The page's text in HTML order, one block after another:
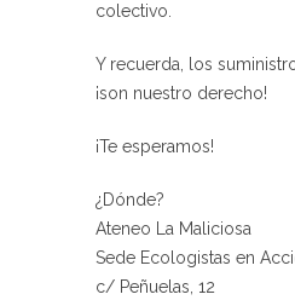
colectivo.
Y recuerda, los
¡son nuestro derecho!
¡Te esperamos!
¿Dónde?
Ateneo La Maliciosa
Sede Ecologistas en
c/ Peñuelas, 12